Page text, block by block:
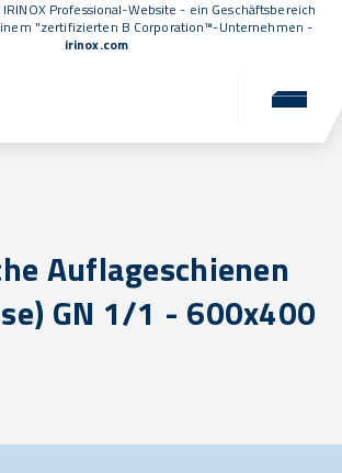
Professional-Website - ein Geschäftsbereich
"zertifizierten B Corporation™-Unternehmen -
irinox.com
Auflageschienen
GN 1/1 - 600x400